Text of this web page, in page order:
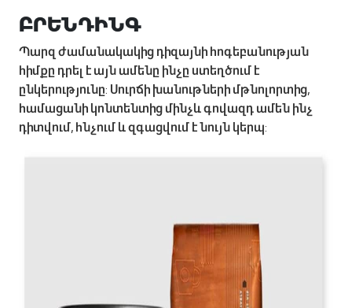
ԲՐԵՆԴԻՆԳ
Պարզ ժամանակակից դիզայնի հոգեբանության
հիմքը դրել է այն ամենը ինչը ստեղծում է
ընկերությունը: Սուրճի խանութների մթնոլորտից,
համացանի կոնտենտից մինչև գովազդ ամեն ինչ
դիտվում, հնչում և զգացվում է նույն կերպ: